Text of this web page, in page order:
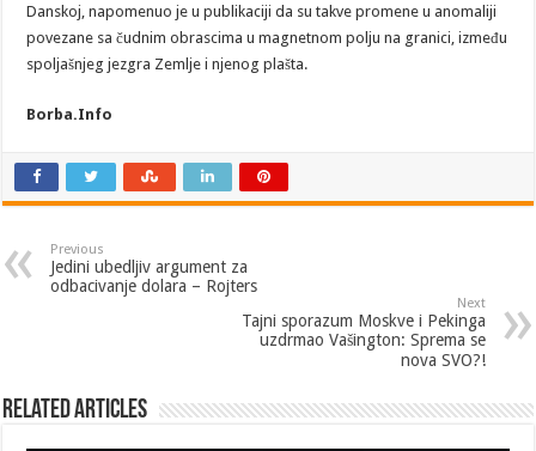
Danskoj, napomenuo je u publikaciji da su takve promene u anomaliji
povezane sa čudnim obrascima u magnetnom polju na granici, između
spoljašnjeg jezgra Zemlje i njenog plašta.
Borba.Info
Previous
Jedini ubedljiv argument za
odbacivanje dolara – Rojters
Next
Tajni sporazum Moskve i Pekinga
uzdrmao Vašington: Sprema se
nova SVO?!
Related Articles